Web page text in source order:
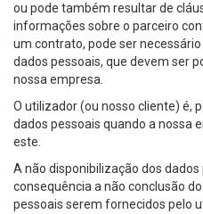
ou pode também resultar de
informações sobre o parceiro
um contrato, pode ser
dados pessoais, que devem ser
nossa empresa.
O utilizador (ou nosso cliente) é,
dados pessoais quando a nossa
este.
A não disponibilização dos
consequência a não conclusão
pessoais serem fornecidos pelo